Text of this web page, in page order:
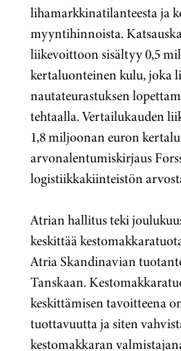
lihamarkkinatilanteesta ja
myyntihinnoista.
liikevoittoon sisältyy 0,5
kertaluonteinen kulu, joka
nautateurastuksen
tehtaalla. Vertailukauden
1,8 miljoonan euron
arvonalentumiskirjaus
logistiikkakiinteistön
Atrian hallitus teki
keskittää
Atria Skandinavian
Tanskaan.
keskittämisen tavoitteena
tuottavuutta ja siten
kestomakkaran